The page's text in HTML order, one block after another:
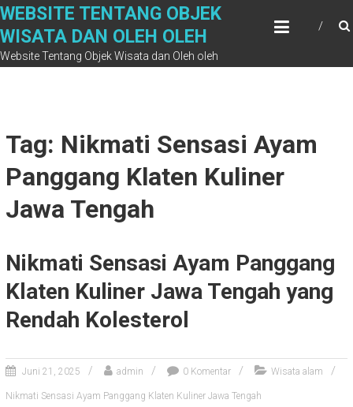
Skip
content
WEBSITE TENTANG OBJEK
WISATA DAN OLEH OLEH
Website Tentang Objek Wisata dan Oleh oleh
Tag: Nikmati Sensasi Ayam
Panggang Klaten Kuliner
Jawa Tengah
Nikmati Sensasi Ayam Panggang
Klaten Kuliner Jawa Tengah yang
Rendah Kolesterol
Juni 21, 2025 admin 0 Komentar Wisata alam
Nikmati Sensasi Ayam Panggang Klaten Kuliner Jawa Tengah